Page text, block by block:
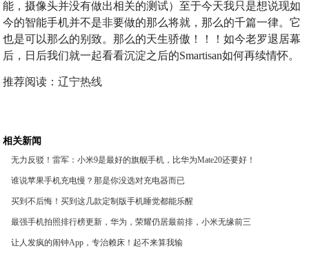
能，摄像头并没有做出相关的测试）至于今天我只是想说现如
今的智能手机并不是非要做的那么将就，那么的千篇一律。它
也是可以那么的别致。那么的天生骄傲！！！如今老罗退居幕
后，日后我们就一起看看沉淀之后的Smartisan如何再续情怀。
推荐阅读：辽宁热线
相关新闻
无力反驳！雷军：小米9是最好的旗舰手机，比华为Mate20还要好！
谁说苹果手机充电慢？那是你没选对充电器而已
买到不后悔！买到这几款定制版手机睡觉都能乐醒
最强手机拍照排行榜更新，华为，荣耀仍居最前排，小米无缘前三
让人发疯的闹钟App，专治赖床！起不来算我输